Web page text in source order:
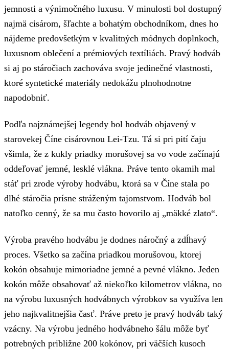
jemnosti a výnimočného luxusu. V minulosti bol dostupný
najmä cisárom, šľachte a bohatým obchodníkom, dnes ho
nájdeme predovšetkým v kvalitných módnych doplnkoch,
luxusnom oblečení a prémiových textíliách. Pravý hodváb
si aj po stáročiach zachováva svoje jedinečné vlastnosti,
ktoré syntetické materiály nedokážu plnohodnotne
napodobniť.
Podľa najznámejšej legendy bol hodváb objavený v
starovekej Číne cisárovnou Lei-Tzu. Tá si pri pití čaju
všimla, že z kukly priadky morušovej sa vo vode začínajú
oddeľovať jemné, lesklé vlákna. Práve tento okamih mal
stáť pri zrode výroby hodvábu, ktorá sa v Číne stala po
dlhé stáročia prísne stráženým tajomstvom. Hodváb bol
natoľko cenný, že sa mu často hovorilo aj „mäkké zlato“.
Výroba pravého hodvábu je dodnes náročný a zdĺhavý
proces. Všetko sa začína priadkou morušovou, ktorej
kokón obsahuje mimoriadne jemné a pevné vlákno. Jeden
kokón môže obsahovať až niekoľko kilometrov vlákna, no
na výrobu luxusných hodvábnych výrobkov sa využíva len
jeho najkvalitnejšia časť. Práve preto je pravý hodváb taký
vzácny. Na výrobu jedného hodvábneho šálu môže byť
potrebných približne 200 kokónov, pri väčších kusoch